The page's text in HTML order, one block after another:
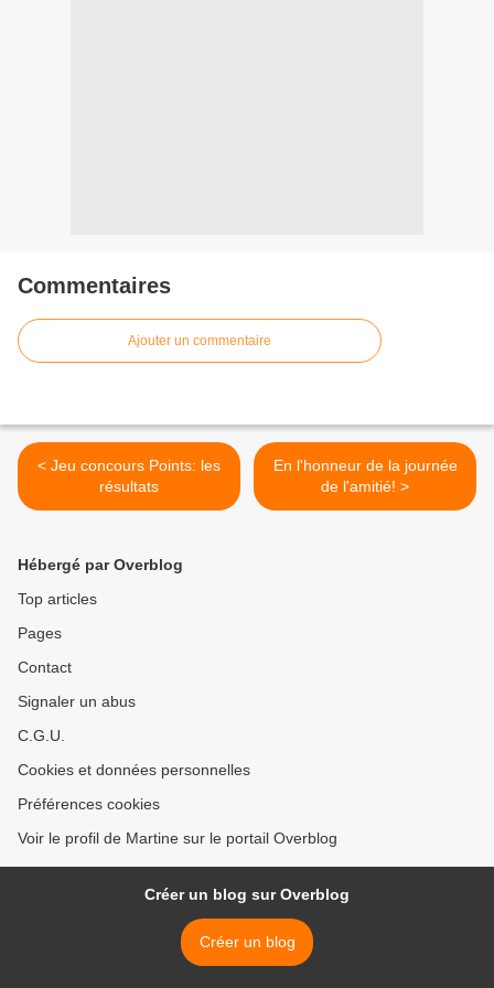
Commentaires
Ajouter un commentaire
< Jeu concours Points: les
résultats
En l'honneur de la journée
de l'amitié! >
Hébergé par Overblog
Top articles
Pages
Contact
Signaler un abus
C.G.U.
Cookies et données personnelles
Préférences cookies
Voir le profil de Martine sur le portail Overblog
Créer un blog sur Overblog
Créer un blog